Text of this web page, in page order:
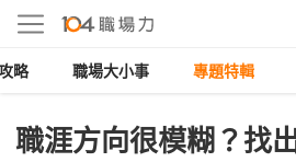
略 職場大小事 專題特輯
職涯方向很模糊？找